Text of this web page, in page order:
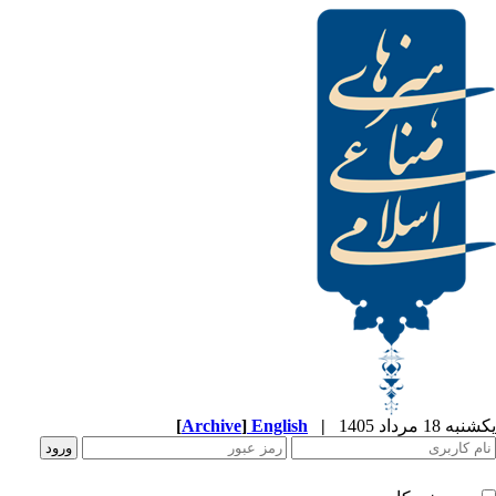
|
English
[ Archive